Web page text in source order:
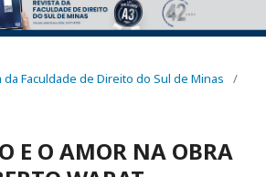
da Faculdade de Direito do Sul de Minas
/
E O AMOR NA OBRA